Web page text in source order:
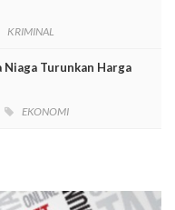
KRIMINAL
Turunkan Harga
EKONOMI